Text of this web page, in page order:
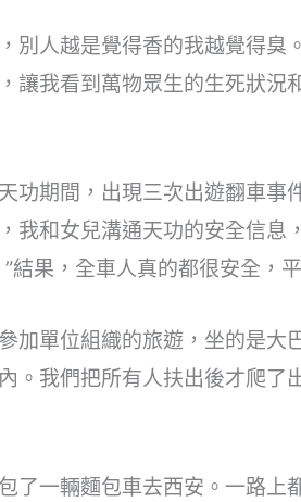
別人越是覺得香的我越覺得臭
讓我看到萬物眾生的生死狀況
功期間，出現三次出遊翻車事
我和女兒溝通天功的安全信息
結果，全車人真的都很安全，
加單位組織的旅遊，坐的是大
。我們把所有人扶出後才爬了
了一輛麵包車去西安。一路上